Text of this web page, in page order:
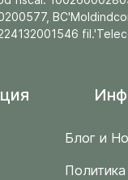
Блог и
Политика